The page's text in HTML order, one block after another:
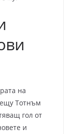
на
Тотнъм
гол от
и